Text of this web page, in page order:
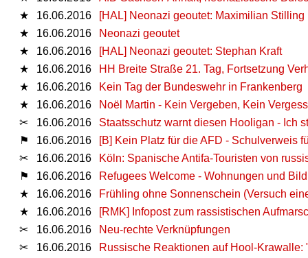
★
16.06.2016
[HAL] Neonazi geoutet: Maximilian Stilling
★
16.06.2016
Neonazi geoutet
★
16.06.2016
[HAL] Neonazi geoutet: Stephan Kraft
★
16.06.2016
HH Breite Straße 21. Tag, Fortsetzung
★
16.06.2016
Kein Tag der Bundeswehr in Frankenberg
★
16.06.2016
Noël Martin - Kein Vergeben, Kein
✂
16.06.2016
Staatsschutz warnt diesen Hooligan - Ich
⚑
16.06.2016
[B] Kein Platz für die AFD - Schulverweis
✂
16.06.2016
Köln: Spanische Antifa-Touristen von
⚑
16.06.2016
Refugees Welcome - Wohnungen und
★
16.06.2016
Frühling ohne Sonnenschein (Versuch
★
16.06.2016
[RMK] Infopost zum rassistischen
✂
16.06.2016
Neu-rechte Verknüpfungen
✂
16.06.2016
Russische Reaktionen auf Hool-